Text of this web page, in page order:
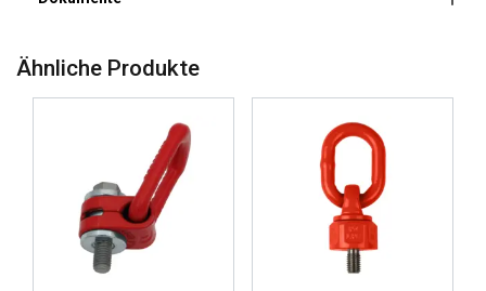
Ähnliche Produkte
Website auch an unsere Werbe- und
Analysepartner weiter, die diese möglicherweise
ihnen bereitgestellt haben oder die sie im
Rahmen Ihrer Nutzung ihrer Dienste gesammelt
haben. Datenschutzrichtlinie
Unbedingt
erforderlich
Targeting